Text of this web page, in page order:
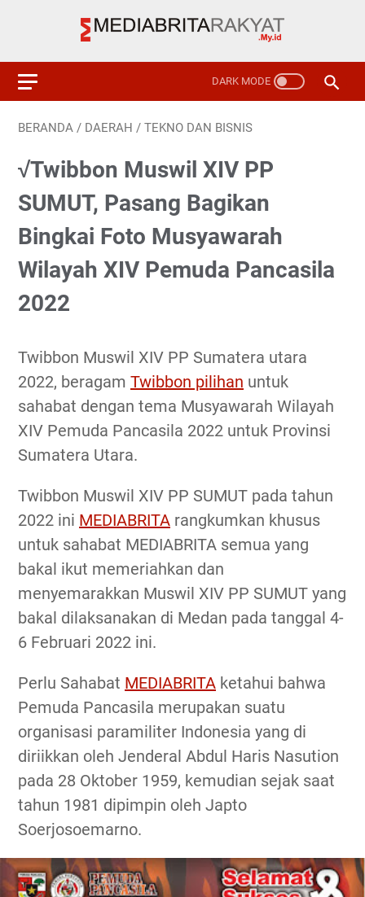
BERANDA / DAERAH / TEKNO DAN BISNIS
√Twibbon Muswil XIV PP
SUMUT, Pasang Bagikan
Bingkai Foto Musyawarah
Wilayah XIV Pemuda Pancasila
2022
Twibbon Muswil XIV PP Sumatera utara
2022, beragam Twibbon pilihan untuk
sahabat dengan tema Musyawarah Wilayah
XIV Pemuda Pancasila 2022 untuk Provinsi
Sumatera Utara.
Twibbon Muswil XIV PP SUMUT pada tahun
2022 ini MEDIABRITA rangkumkan khusus
untuk sahabat MEDIABRITA semua yang
bakal ikut memeriahkan dan
menyemarakkan Muswil XIV PP SUMUT yang
bakal dilaksanakan di Medan pada tanggal 4-
6 Februari 2022 ini.
Perlu Sahabat MEDIABRITA ketahui bahwa
Pemuda Pancasila merupakan suatu
organisasi paramiliter Indonesia yang di
diriikkan oleh Jenderal Abdul Haris Nasution
pada 28 Oktober 1959, kemudian sejak saat
tahun 1981 dipimpin oleh Japto
Soerjosoemarno.